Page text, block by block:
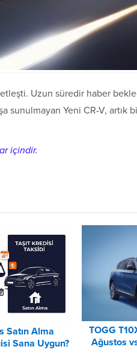
Uzun süredir haber
sunulmayan Yeni CR-V, artık
içindir.
Satın Alma
Sana Uygun?
TOGG
Ağustos